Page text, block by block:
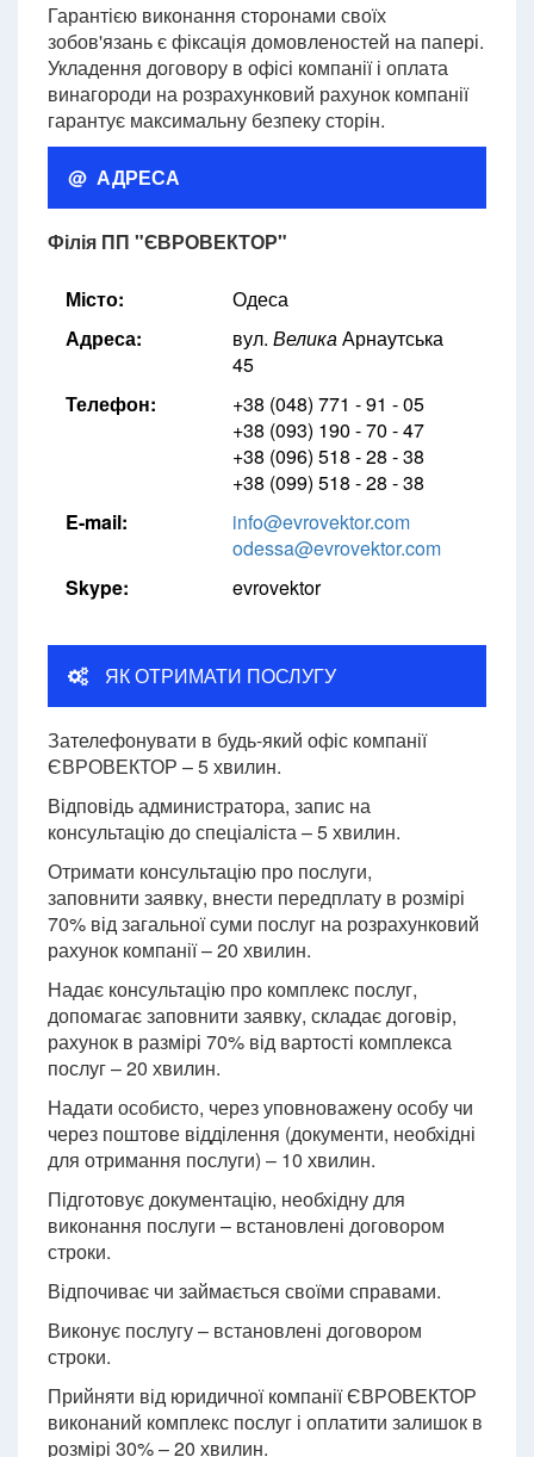
Гарантією виконання сторонами своїх
зобов'язань є фіксація домовленостей на папері.
Укладення договору в офісі компанії і оплата
винагороди на розрахунковий рахунок компанії
гарантує максимальну безпеку сторін.
@ АДРЕСА
Філія ПП "ЄВРОВЕКТОР"
Місто:
Одеса
Адреса:
вул. ВеликаАрнаутська
45
Телефон:
+38 (048) 771 - 91 - 05
+38 (093) 190 - 70 - 47
+38 (096) 518 - 28 - 38
+38 (099) 518 - 28 - 38
E-mail:
info@evrovektor.com
odessa@evrovektor.com
Skype:
evrovektor
ЯК ОТРИМАТИ ПОСЛУГУ
Зателефонувати в будь-який офіс компанії
ЄВРОВЕКТОР – 5 хвилин.
Відповідь администратора, запис на
консультацію до спеціаліста – 5 хвилин.
Отримати консультацію про послуги,
заповнити заявку, внести передплату в розмірі
70% від загальної суми послуг на розрахунковий
рахунок компанії – 20 хвилин.
Надає консультацію про комплекс послуг,
допомагає заповнити заявку, складає договір,
рахунок в размірі 70% від вартості комплекса
послуг – 20 хвилин.
Надати особисто, через уповноважену особу чи
через поштове відділення (документи, необхідні
для отримання послуги) – 10 хвилин.
Підготовує документацію, необхідну для
виконання послуги – встановлені договором
строки.
Відпочиває чи займається своїми справами.
Виконує послугу – встановлені договором
строки.
Прийняти від юридичної компанії ЄВРОВЕКТОР
виконаний комплекс послуг і оплатити залишок в
розмірі 30% – 20 хвилин.